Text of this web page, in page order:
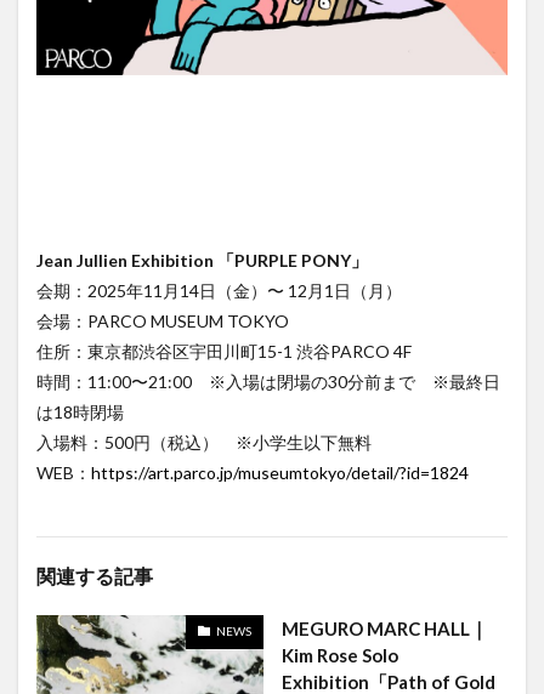
Jean Jullien Exhibition 「PURPLE PONY」
会期：2025年11月14日（金）〜 12月1日（月）
会場：PARCO MUSEUM TOKYO
住所：東京都渋谷区宇田川町15-1 渋谷PARCO 4F
時間：11:00〜21:00 ※入場は閉場の30分前まで ※最終日
は18時閉場
入場料：500円（税込） ※小学生以下無料
WEB： https://art.parco.jp/museumtokyo/detail/?id=1824
関連する記事
NEWS
MEGURO MARC HALL｜
Kim Rose Solo
Exhibition「Path of Gold